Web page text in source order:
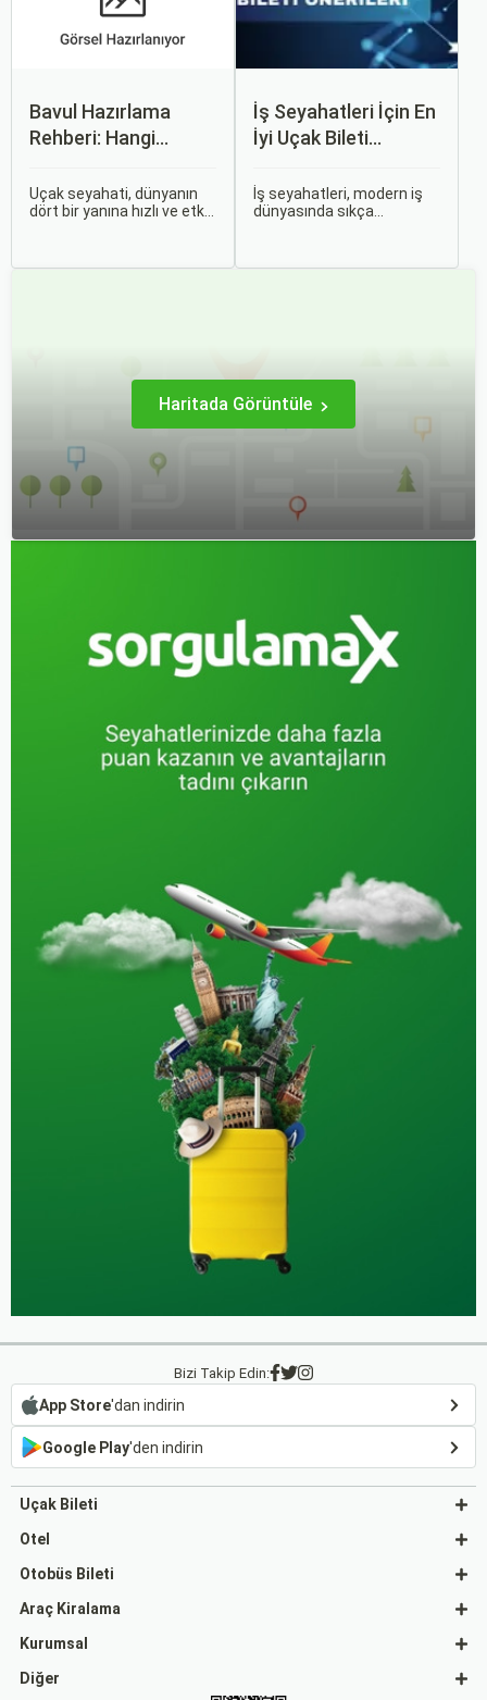
Bavul Hazırlama
Rehberi: Hangi
Alınmalı?
Uçak seyahati, dünyanın
dört bir yanına hızlı ve etkili
İş Seyahatleri İçin En
İyi Uçak Bileti
İş seyahatleri, modern iş
dünyasında sıkça
Haritada Görüntüle
Bizi Takip Edin:
App Store'dan indirin
Google Play'den indirin
Uçak Bileti
Otel
Otobüs Bileti
Araç Kiralama
Kurumsal
Diğer